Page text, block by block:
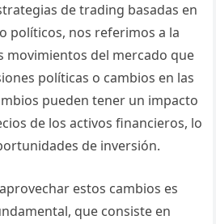
de trading basadas en
políticos, nos referimos a la
movimientos del mercado que
políticas o cambios en las
pueden tener un impacto
de los activos financieros, lo
de inversión.
estos cambios es
que consiste en